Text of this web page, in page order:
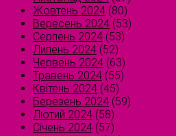
Жовтень 2024 (80)
Вересень 2024 (53)
Серпень 2024 (53)
Липень 2024 (52)
Червень 2024 (63)
Травень 2024 (55)
Квітень 2024 (45)
Березень 2024 (59)
Лютий 2024 (58)
Січень 2024 (57)